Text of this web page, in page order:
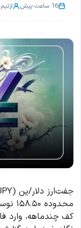
16 ساعت پیش از
کف چندماهه، وارد